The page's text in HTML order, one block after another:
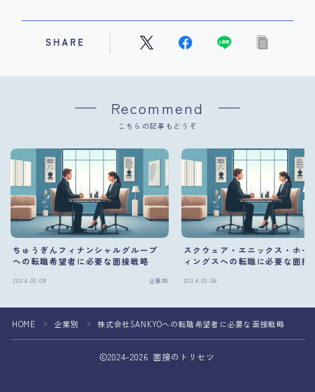
SHARE
Recommend
こちらの記事もどうぞ
ちゅうぎんフィナンシャルグループ
への転職希望者に必要な面接戦略
2024.05.09 企業別
スクウェア・エニックス・ホー
ィングスへの転職に必要な面接
2024.05.06
HOME ＞ 企業別 ＞ 株式会社SANKYOへの転職希望者に必要な面接戦略
2024–2026 面接のトリセツ